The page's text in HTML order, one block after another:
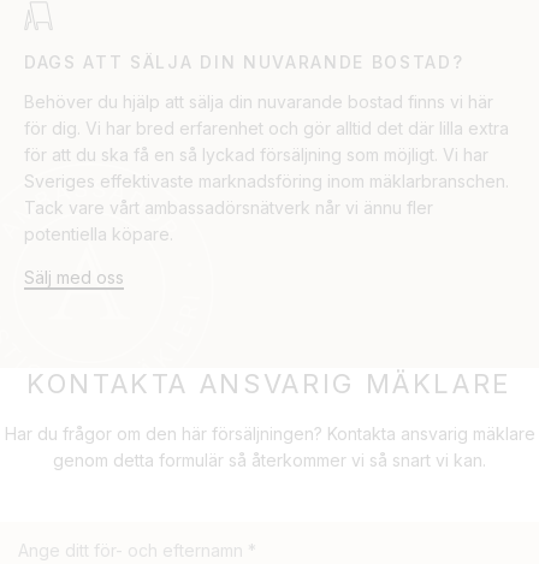
DAGS ATT SÄLJA DIN NUVARANDE BOSTAD?
Behöver du hjälp att sälja din nuvarande bostad finns vi här
för dig. Vi har bred erfarenhet och gör alltid det där lilla extra
för att du ska få en så lyckad försäljning som möjligt. Vi har
Sveriges effektivaste marknadsföring inom mäklarbranschen.
Tack vare vårt ambassadörsnätverk når vi ännu fler
potentiella köpare.
Sälj med oss
KONTAKTA ANSVARIG MÄKLARE
Har du frågor om den här försäljningen? Kontakta ansvarig mäklare
genom detta formulär så återkommer vi så snart vi kan.